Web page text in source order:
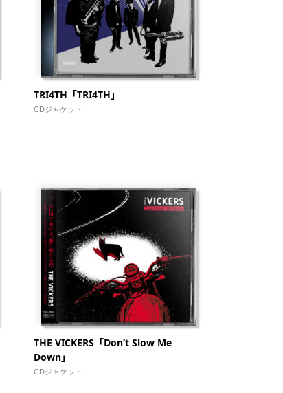
TRI4TH「TRI4TH」
CDジャケット
THE VICKERS「Don’t Slow Me
Down」
CDジャケット